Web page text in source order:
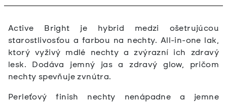
Active Bright je hybrid medzi ošetrujúcou
starostlivosťou a farbou na nechty. All-in-one lak,
ktorý vyživý mdlé nechty a zvýrazní ich zdravý
lesk. Dodáva jemný jas a zdravý glow, pričom
nechty spevňuje zvnútra.
Perleťový finish nechty nenápadne a jemne